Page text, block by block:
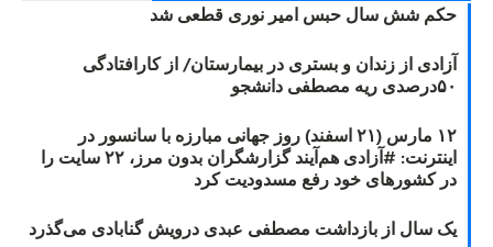
حکم شش سال حبس امیر نوری قطعی شد
آزادی از زندان و بستری در بیمارستان/ از کارافتادگی
۵۰درصدی ریه مصطفی دانشجو
۱۲ مارس (۲۱ اسفند) روز جهانی مبارزه با سانسور در
اینترنت: #آزادی هم‌آیند گزارشگران‌ بدون مرز، ۲۲ سایت را
در کشورهای خود رفع مسدودیت کرد
یک سال از بازداشت مصطفی عبدی درویش گنابادی می‌گذرد